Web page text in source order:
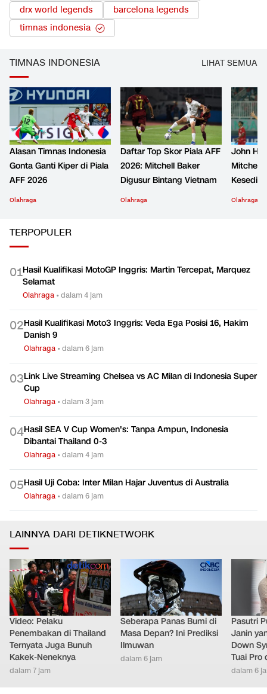
drx world legends
barcelona legends
timnas indonesia
TIMNAS INDONESIA LIHAT SEMUA
Alasan Timnas Indonesia
Gonta Ganti Kiper di Piala
AFF 2026
Olahraga
Daftar Top Skor Piala AFF
2026: Mitchell Baker
Digusur Bintang Vietnam
Olahraga
John
Mitchell
Olahraga
TERPOPULER
01Hasil Kualifikasi MotoGP Inggris: Martin Tercepat, Marquez
Selamat
Olahraga •dalam 4 jam
02Hasil Kualifikasi Moto3 Inggris: Veda Ega Posisi 16, Hakim
Danish 9
Olahraga •dalam 6 jam
03Link Live Streaming Chelsea vs AC Milan di Indonesia Super
Cup
Olahraga •dalam 3 jam
04Hasil SEA V Cup Women's: Tanpa Ampun, Indonesia
Dibantai Thailand 0-3
Olahraga •dalam 4 jam
05Hasil Uji Coba: Inter Milan Hajar Juventus di Australia
Olahraga •dalam 6 jam
LAINNYA DARI DETIKNETWORK
Video: Pelaku
Penembakan di Thailand
Ternyata Juga Bunuh
Kakek-Neneknya
dalam 7 jam
Seberapa Panas Bumi di
Masa Depan? Ini Prediksi
Ilmuwan
dalam 6 jam
Pasutri
Janin
Down
Tuai Pro
dalam 6